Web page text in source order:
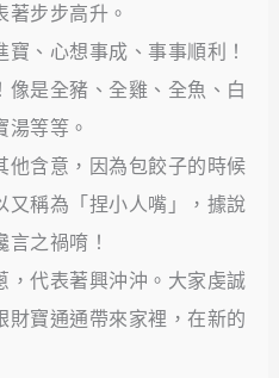
步步高升。
、心想事成、事事順利！
像是全豬、全雞、全魚、白
湯等等。
他含意，因為包餃子的時候
又稱為「捏小人嘴」，據說
之禍唷！
，代表著興沖沖。大家虔誠
財寶通通帶來家裡，在新的